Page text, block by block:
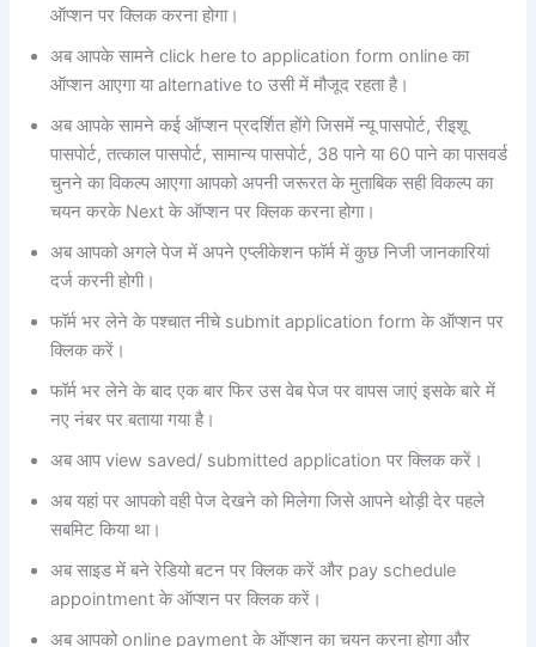
ऑप्शन पर क्लिक करना होगा।
अब आपके सामने click here to application form online का
ऑप्शन आएगा या alternative to उसी में मौजूद रहता है।
अब आपके सामने कई ऑप्शन प्रदर्शित होंगे जिसमें न्यू पासपोर्ट, रीइशू
पासपोर्ट, तत्काल पासपोर्ट, सामान्य पासपोर्ट, 38 पाने या 60 पाने का पासवर्ड
चुनने का विकल्प आएगा आपको अपनी जरूरत के मुताबिक सही विकल्प का
चयन करके Next के ऑप्शन पर क्लिक करना होगा।
अब आपको अगले पेज में अपने एप्लीकेशन फॉर्म में कुछ निजी जानकारियां
दर्ज करनी होगी।
फॉर्म भर लेने के पश्चात नीचे submit application form के ऑप्शन पर
क्लिक करें।
फॉर्म भर लेने के बाद एक बार फिर उस वेब पेज पर वापस जाएं इसके बारे में
नए नंबर पर बताया गया है।
अब आप view saved/ submitted application पर क्लिक करें।
अब यहां पर आपको वही पेज देखने को मिलेगा जिसे आपने थोड़ी देर पहले
सबमिट किया था।
अब साइड में बने रेडियो बटन पर क्लिक करें और pay schedule
appointment के ऑप्शन पर क्लिक करें।
अब आपको online payment के ऑप्शन का चयन करना होगा और